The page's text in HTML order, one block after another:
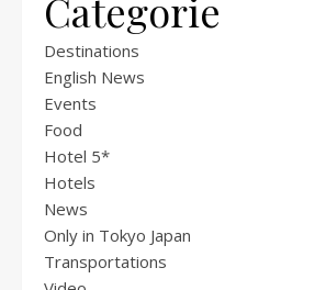
Categorie
Destinations
English News
Events
Food
Hotel 5*
Hotels
News
Only in Tokyo Japan
Transportations